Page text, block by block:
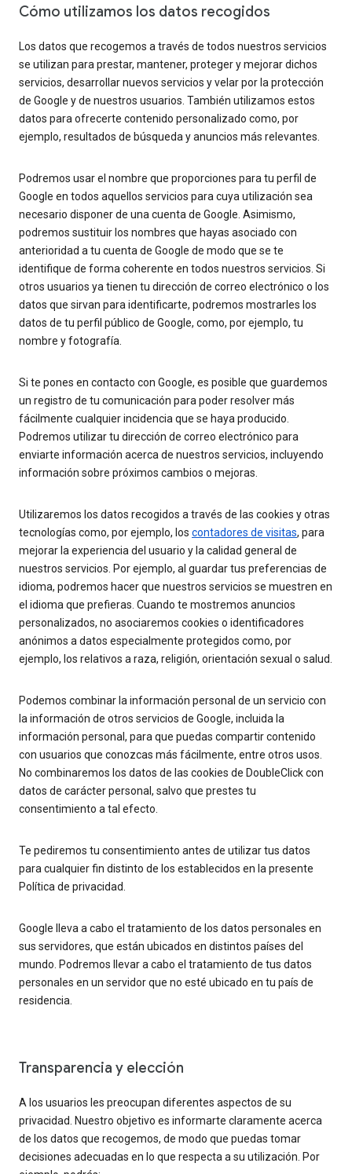
Cómo utilizamos los datos recogidos
Los datos que recogemos a través de todos nuestros servicios
se utilizan para prestar, mantener, proteger y mejorar dichos
servicios, desarrollar nuevos servicios y velar por la protección
de Google y de nuestros usuarios. También utilizamos estos
datos para ofrecerte contenido personalizado como, por
ejemplo, resultados de búsqueda y anuncios más relevantes.
Podremos usar el nombre que proporciones para tu perfil de
Google en todos aquellos servicios para cuya utilización sea
necesario disponer de una cuenta de Google. Asimismo,
podremos sustituir los nombres que hayas asociado con
anterioridad a tu cuenta de Google de modo que se te
identifique de forma coherente en todos nuestros servicios. Si
otros usuarios ya tienen tu dirección de correo electrónico o los
datos que sirvan para identificarte, podremos mostrarles los
datos de tu perfil público de Google, como, por ejemplo, tu
nombre y fotografía.
Si te pones en contacto con Google, es posible que guardemos
un registro de tu comunicación para poder resolver más
fácilmente cualquier incidencia que se haya producido.
Podremos utilizar tu dirección de correo electrónico para
enviarte información acerca de nuestros servicios, incluyendo
información sobre próximos cambios o mejoras.
Utilizaremos los datos recogidos a través de las cookies y otras
tecnologías como, por ejemplo, los contadores de visitas, para
mejorar la experiencia del usuario y la calidad general de
nuestros servicios. Por ejemplo, al guardar tus preferencias de
idioma, podremos hacer que nuestros servicios se muestren en
el idioma que prefieras. Cuando te mostremos anuncios
personalizados, no asociaremos cookies o identificadores
anónimos a datos especialmente protegidos como, por
ejemplo, los relativos a raza, religión, orientación sexual o salud.
Podemos combinar la información personal de un servicio con
la información de otros servicios de Google, incluida la
información personal, para que puedas compartir contenido
con usuarios que conozcas más fácilmente, entre otros usos.
No combinaremos los datos de las cookies de DoubleClick con
datos de carácter personal, salvo que prestes tu
consentimiento a tal efecto.
Te pediremos tu consentimiento antes de utilizar tus datos
para cualquier fin distinto de los establecidos en la presente
Política de privacidad.
Google lleva a cabo el tratamiento de los datos personales en
sus servidores, que están ubicados en distintos países del
mundo. Podremos llevar a cabo el tratamiento de tus datos
personales en un servidor que no esté ubicado en tu país de
residencia.
Transparencia y elección
A los usuarios les preocupan diferentes aspectos de su
privacidad. Nuestro objetivo es informarte claramente acerca
de los datos que recogemos, de modo que puedas tomar
decisiones adecuadas en lo que respecta a su utilización. Por